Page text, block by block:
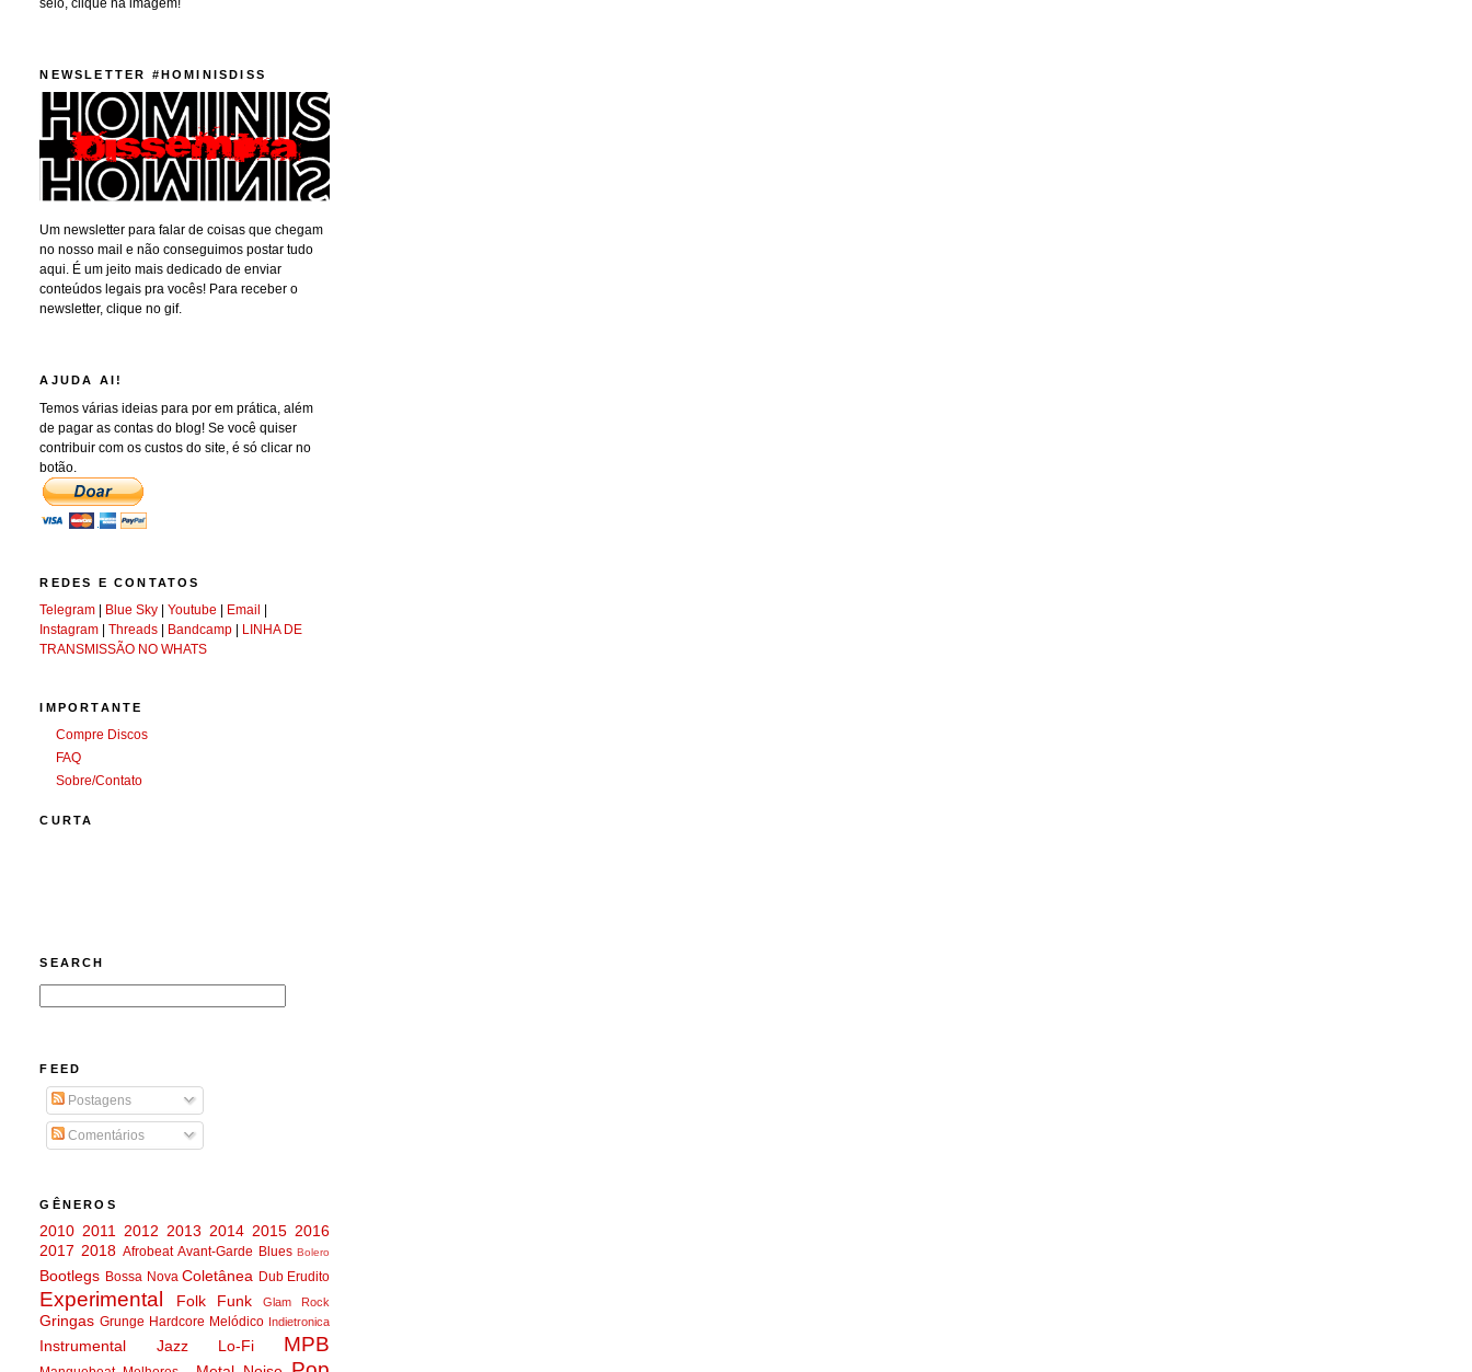
NEWSLETTER #HOMINISDISS
Um newsletter para falar de coisas que chegam
no nosso mail e não conseguimos postar tudo
aqui. É um jeito mais dedicado de enviar
conteúdos legais pra vocês! Para receber o
newsletter, clique no gif.
AJUDA AI!
Temos várias ideias para por em prática, além
de pagar as contas do blog! Se você quiser
contribuir com os custos do site, é só clicar no
botão.
REDES E CONTATOS
Telegram | Blue Sky |Youtube | Email |
Instagram |Threads | Bandcamp | LINHA DE
TRANSMISSÃO NO WHATS
IMPORTANTE
Compre Discos
FAQ
Sobre/Contato
CURTA
SEARCH
FEED
Postagens
Comentários
GÊNEROS
2010 2011 2012 2013 2014 2015 2016
2017 2018 Afrobeat Avant-Garde Blues Bolero
Bootlegs Bossa Nova Coletânea Dub Erudito
Experimental Folk Funk Glam Rock
Gringas Grunge Hardcore Melódico Indietronica
Instrumental Jazz Lo-Fi MPB